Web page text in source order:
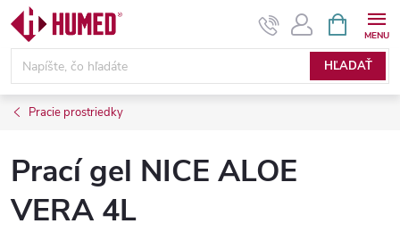
Prejsť
obsah
HĽADAŤ
KOŠÍK
Pracie prostriedky
Prací gel NICE ALOE
VERA 4L